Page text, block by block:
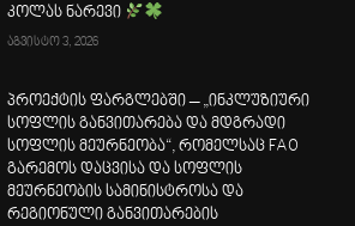
კოლას ნარევი
აგვისტო 3, 2026
პროექტის ფარგლებში – „ინკლუზიური
სოფლის განვითარება და მდგრადი
სოფლის მეურნეობა“, რომელსაც FAO
გარემოს დაცვისა და სოფლის
მეურნეობის სამინისტროსა და
რეგიონული განვითარების